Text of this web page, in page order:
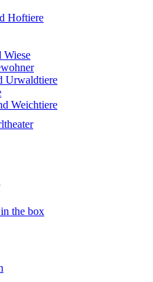
Hoftiere
Wiese
Urwaldtiere
Weichtiere
the box